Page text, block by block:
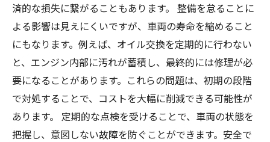
済的な損失に繋がることもあります。 整備を怠ることに
よる影響は見えにくいですが、車両の寿命を縮めること
にもなります。例えば、オイル交換を定期的に行わない
と、エンジン内部に汚れが蓄積し、最終的には修理が必
要になることがあります。これらの問題は、初期の段階
で対処することで、コストを大幅に削減できる可能性が
あります。 定期的な点検を受けることで、車両の状態を
把握し、意図しない故障を防ぐことができます。安全で